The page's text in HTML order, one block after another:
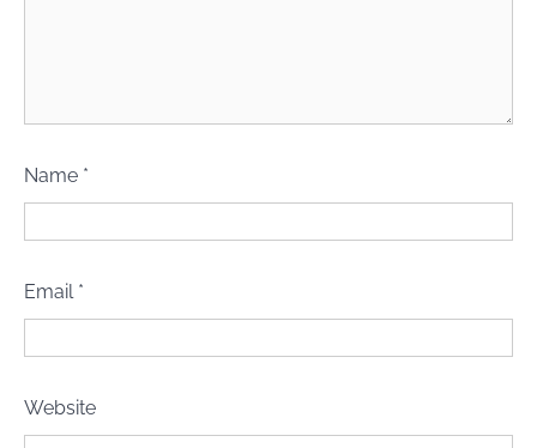
Name *
Email *
Website